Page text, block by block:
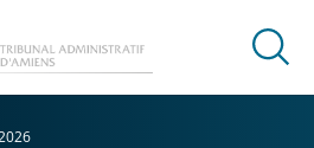
Ouvrir